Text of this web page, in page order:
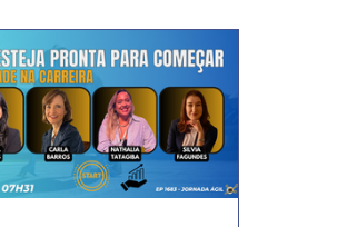
Agil Lideranca Agil
Gestao Agil